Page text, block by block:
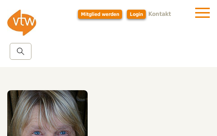
Mitglied werden Login Kontakt